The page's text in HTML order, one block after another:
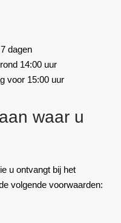
dagen
14:00 uur
voor 15:00 uur
waar u
u ontvangt bij het
volgende voorwaarden: